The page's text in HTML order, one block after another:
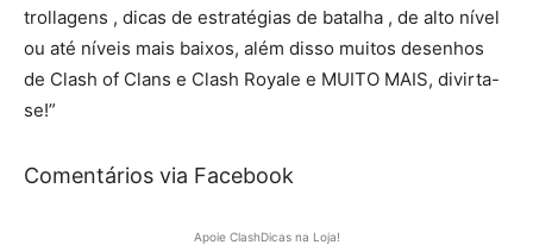
trollagens , dicas de estratégias de batalha , de alto nível
ou até níveis mais baixos, além disso muitos desenhos
de Clash of Clans e Clash Royale e MUITO MAIS, divirta-
se!”
Comentários via Facebook
Apoie ClashDicas na Loja!